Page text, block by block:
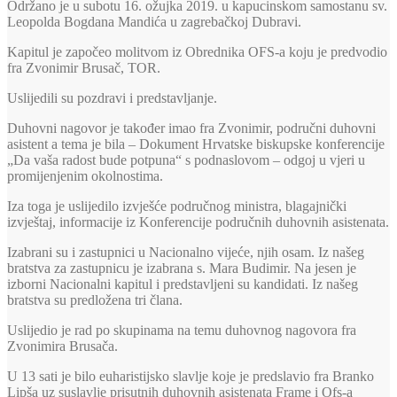
Održano je u subotu 16. ožujka 2019. u kapucinskom samostanu sv.
Leopolda Bogdana Mandića u zagrebačkoj Dubravi.
Kapitul je započeo molitvom iz Obrednika OFS-a koju je predvodio
fra Zvonimir Brusač, TOR.
Uslijedili su pozdravi i predstavljanje.
Duhovni nagovor je također imao fra Zvonimir, područni duhovni
asistent a tema je bila – Dokument Hrvatske biskupske konferencije
„Da vaša radost bude potpuna“ s podnaslovom – odgoj u vjeri u
promijenjenim okolnostima.
Iza toga je uslijedilo izvješće područnog ministra, blagajnički
izvještaj, informacije iz Konferencije područnih duhovnih asistenata.
Izabrani su i zastupnici u Nacionalno vijeće, njih osam. Iz našeg
bratstva za zastupnicu je izabrana s. Mara Budimir. Na jesen je
izborni Nacionalni kapitul i predstavljeni su kandidati. Iz našeg
bratstva su predložena tri člana.
Uslijedio je rad po skupinama na temu duhovnog nagovora fra
Zvonimira Brusača.
U 13 sati je bilo euharistijsko slavlje koje je predslavio fra Branko
Lipša uz suslavlje prisutnih duhovnih asistenata Frame i Ofs-a